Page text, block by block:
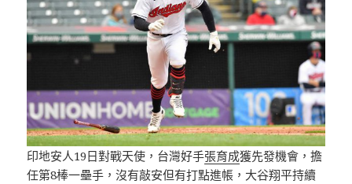
印地安人19日對戰天使，台灣好手張育成獲先發機會，擔
任第8棒一壘手，沒有敲安但有打點進帳，大谷翔平持續